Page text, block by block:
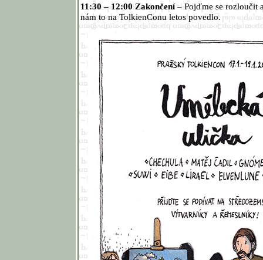
11:30 – 12:00 Zakončení– Pojďme se rozloučit
nám to na TolkienConu letos povedlo.